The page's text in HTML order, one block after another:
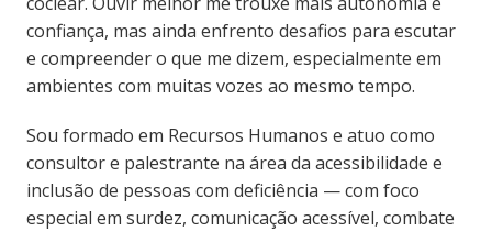
confiança, mas ainda enfrento desafios para escutar
e compreender o que me dizem, especialmente em
ambientes com muitas vozes ao mesmo tempo.
Sou formado em Recursos Humanos e atuo como
consultor e palestrante na área da acessibilidade e
inclusão de pessoas com deficiência — com foco
especial em surdez, comunicação acessível, combate